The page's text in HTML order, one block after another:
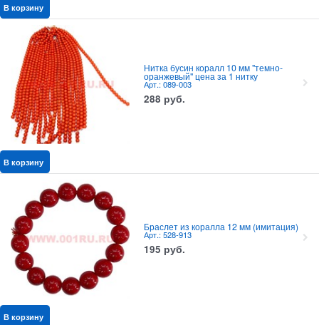
В корзину
Нитка бусин коралл 10 мм "темно-
оранжевый" цена за 1 нитку
Арт.: 089-003
288 руб.
В корзину
Браслет из коралла 12 мм (имитация)
Арт.: 528-913
195 руб.
В корзину